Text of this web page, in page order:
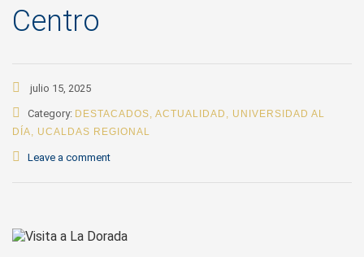
Centro
julio 15, 2025
Category: DESTACADOS, ACTUALIDAD , UNIVERSIDAD AL
DÍA, UCALDAS REGIONAL
Leave a comment